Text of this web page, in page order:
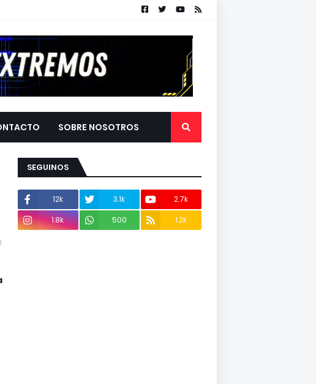
SOBRE NOSOTROS
SEGUINOS
12k 3.1k
2.7k
1.8k
500 1.2k